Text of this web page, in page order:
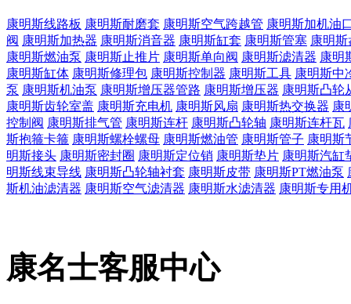
康明斯线路板 康明斯耐磨套 康明斯空气跨越管 康明斯加机油
阀 康明斯加热器 康明斯消音器 康明斯缸套 康明斯管塞 康明
康明斯燃油泵 康明斯止推片 康明斯单向阀 康明斯滤清器 康明
康明斯缸体 康明斯修理包 康明斯控制器 康明斯工具 康明斯中
泵 康明斯机油泵 康明斯增压器管路 康明斯增压器 康明斯凸轮
康明斯齿轮室盖 康明斯充电机 康明斯风扇 康明斯热交换器 康
控制阀 康明斯排气管 康明斯连杆 康明斯凸轮轴 康明斯连杆瓦
斯抱箍卡箍 康明斯螺栓螺母 康明斯燃油管 康明斯管子 康明斯
明斯接头 康明斯密封圈 康明斯定位销 康明斯垫片 康明斯汽缸
明斯线束导线 康明斯凸轮轴衬套 康明斯皮带 康明斯PT燃油泵
斯机油滤清器 康明斯空气滤清器 康明斯水滤清器 康明斯专用
康名士客服中心